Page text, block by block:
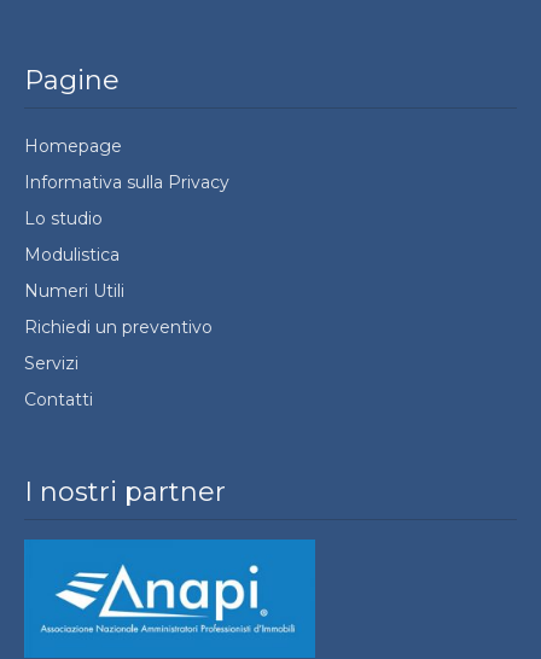
I nostri partner
Pagine
Homepage
Informativa sulla Privacy
Lo studio
Modulistica
Numeri Utili
Richiedi un preventivo
Servizi
Contatti